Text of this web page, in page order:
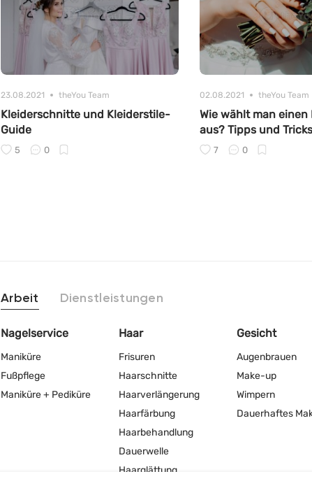
23.08.2021 theYou Team
Kleiderschnitte und Kleiderstile-
Guide
5 0
02.08.2021 theYou Team
Wie wählt man
aus? Tipps und
Floristen
7 0
Arbeit Dienstleistungen
Nagelservice
Maniküre
Fußpflege
Maniküre + Pediküre
Haar
Frisuren
Haarschnitte
Haarverlängerung
Haarfärbung
Haarbehandlung
Dauerwelle
Haarglättung
Gesicht
Augenbrauen
Make-up
Wimpern
Dauerhaftes